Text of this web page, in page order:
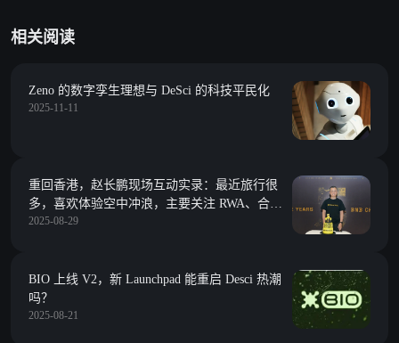
相关阅读
Zeno 的数字孪生理想与 DeSci 的科技平民化
2025-11-11
重回香港，赵长鹏现场互动实录：最近旅行很
多，喜欢体验空中冲浪，主要关注 RWA、合规
与生物科技
2025-08-29
BIO 上线 V2，新 Launchpad 能重启 Desci 热潮
吗？
2025-08-21